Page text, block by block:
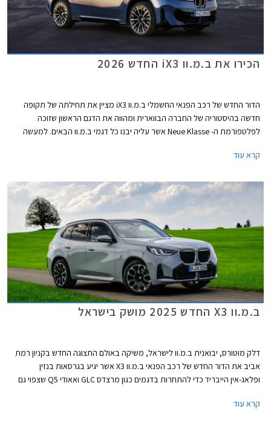
הכירו את ב.מ.וו iX3 החדש 2026
הדור החדש של רכב הפנאי החשמלי ב.מ.וו iX3 מציין את תחילתה של תקופה
חדשה בהיסטוריה של החברה הבווארית ומהווה את הדגם הראשון שזוכה
לפלטפורמת ה- Neue Klasse אשר עליה יבנו כל דגמי ב.מ.וו הבאים. למעשה
הקרובות ויש בו לא מעט חידושים מעניינים.
קרא עוד
ב.מ.וו X3 החדש 2025 מושק בישראל
דלק מוטורס, יבואנית ב.מ.וו לישראל, משיקה באולם התצוגה החדש בקניון רמת
אביב את הדור החדש של רכב הפנאי ב.מ.וו X3 אשר יגיע בגרסאות בנזין
ופלאג-אין הייבריד כדי להתחרות בדגמים כגון מרצדס GLC ואאודי Q5 שצפוי גם
נפרד עם עיצוב שונה לחלוטין ופלטפורמה חשמלית ייעודית.
קרא עוד